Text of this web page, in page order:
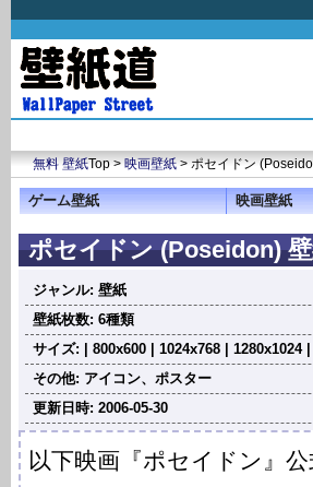
無料 壁紙Top >映画壁紙> ポセイドン
ゲーム壁紙 映画壁紙
ポセイドン (Poseidon)
ジャンル: 壁紙
壁紙枚数: 6種類
サイズ: | 800x600 | 1024x768 | 1280x1024 |
その他: アイコン、ポスター
更新日時: 2006-05-30
以下映画『ポセイドン』